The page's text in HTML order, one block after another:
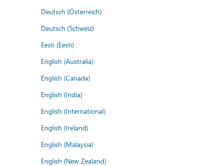
Deutsch (Österreich)
Deutsch (Schweiz)
Eesti (Eesti)
English (Australia)
English (Canada)
English (India)
English (International)
English (Ireland)
English (Malaysia)
English (New Zealand)